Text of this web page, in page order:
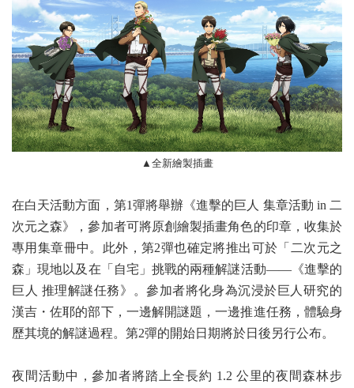
▲全新繪製插畫
在白天活動方面，第1彈將舉辦《進擊的巨人 集章活動 in 二
次元之森》，參加者可將原創繪製插畫角色的印章，收集於
專用集章冊中。此外，第2彈也確定將推出可於「二次元之
森」現地以及在「自宅」挑戰的兩種解謎活動——《進擊的
巨人 推理解謎任務》。參加者將化身為沉浸於巨人研究的
漢吉・佐耶的部下，一邊解開謎題，一邊推進任務，體驗身
歷其境的解謎過程。第2彈的開始日期將於日後另行公布。
夜間活動中，參加者將踏上全長約 1.2 公里的夜間森林步